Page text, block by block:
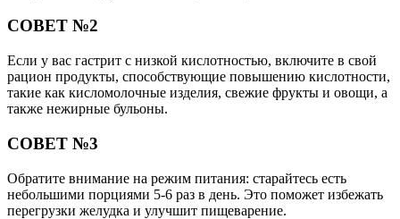
СОВЕТ №2
Если у вас гастрит с низкой кислотностью, включите в свой
рацион продукты, способствующие повышению кислотности,
такие как кисломолочные изделия, свежие фрукты и овощи, а
также нежирные бульоны.
СОВЕТ №3
Обратите внимание на режим питания: старайтесь есть
небольшими порциями 5-6 раз в день. Это поможет избежать
перегрузки желудка и улучшит пищеварение.